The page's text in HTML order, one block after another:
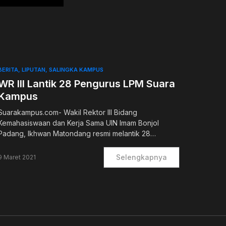
LIPUTAN SALINGKA KAMPUS
III Lantik 28 Pengurus LPM Suara
Wakil Rektor III Bidang
dan Kerja Sama UIN Imam Bonjol
Ikhwan Matondang resmi melantik 28…
Maret 2021 Selengkapnya